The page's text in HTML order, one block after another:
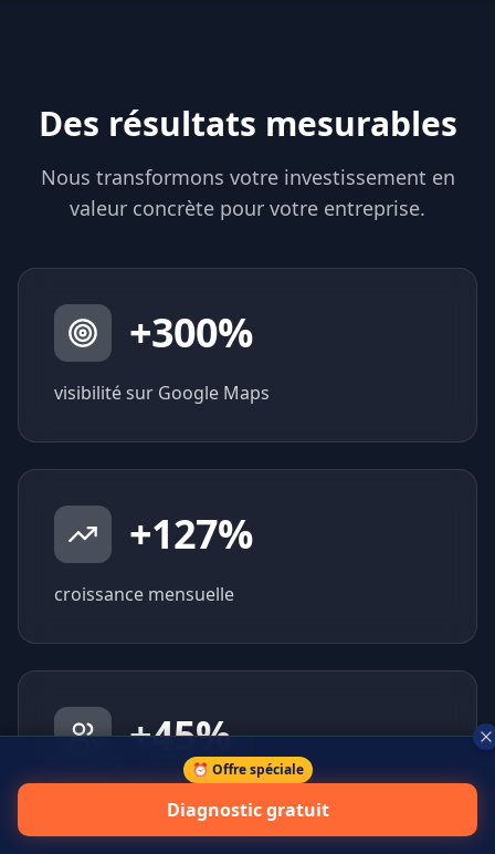
Des résultats mesurables
Nous transformons votre investissement en
valeur concrète pour votre entreprise.
+300%
visibilité sur Google Maps
+127%
croissance mensuelle
+45%
⏰ Offre spéciale
Diagnostic gratuit